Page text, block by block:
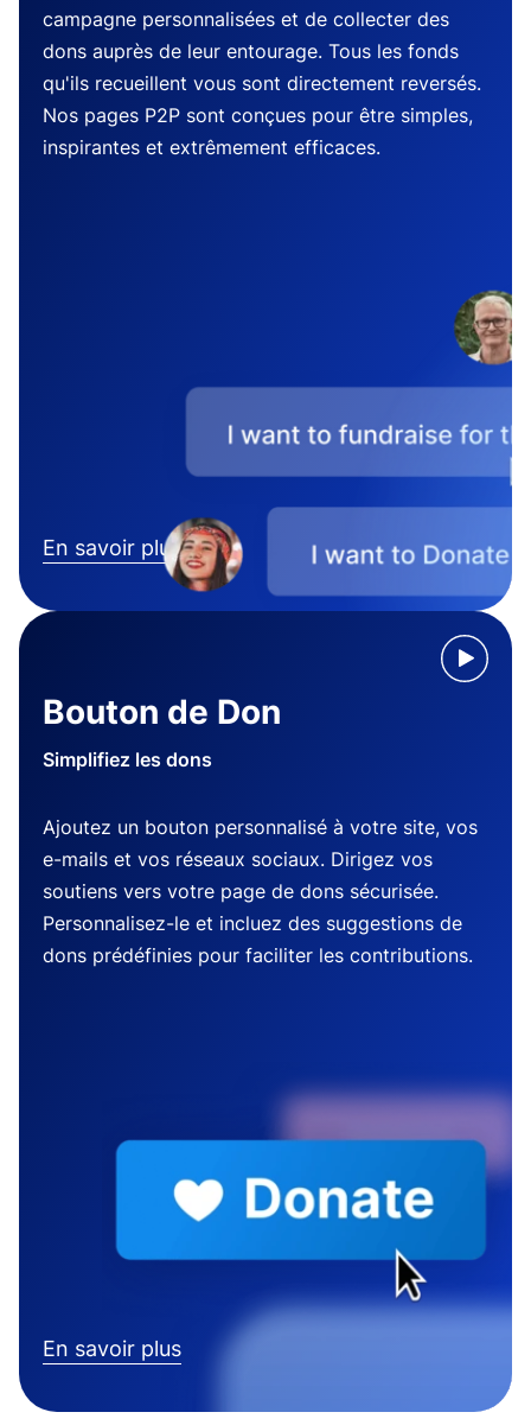
campagne personnalisées et de collecter des
dons auprès de leur entourage. Tous les fonds
qu'ils recueillent vous sont directement reversés.
Nos pages P2P sont conçues pour être simples,
inspirantes et extrêmement efficaces.
En savoir plus
Bouton de Don
Simplifiez les dons
Ajoutez un bouton personnalisé à votre site, vos
e-mails et vos réseaux sociaux. Dirigez vos
soutiens vers votre page de dons sécurisée.
Personnalisez-le et incluez des suggestions de
dons prédéfinies pour faciliter les contributions.
En savoir plus